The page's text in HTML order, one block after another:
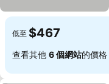
低至 $467
查看其他 6 個網站的價格